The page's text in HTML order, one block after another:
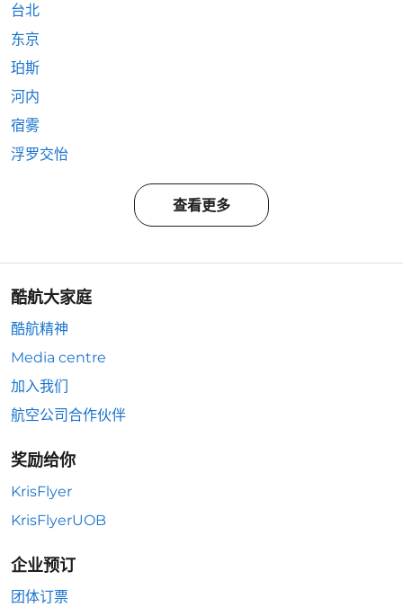
台北
东京
珀斯
河内
宿雾
浮罗交怡
查看更多
酷航大家庭
酷航精神
Media centre
加入我们
航空公司合作伙伴
奖励给你
KrisFlyer
KrisFlyerUOB
企业预订
团体订票